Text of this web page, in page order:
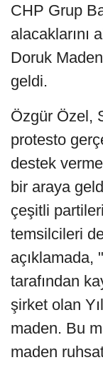
CHP Grup
alacaklarını
Doruk
geldi.
Özgür Özel,
protesto
destek
bir araya
çeşitli
temsilcileri
açıklamada,
tarafından
şirket olan
maden. Bu
maden